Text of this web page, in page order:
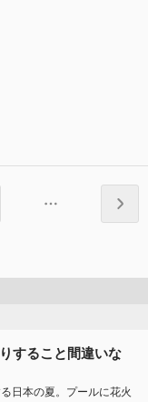
すること間違いな
日本の夏。プールに花火